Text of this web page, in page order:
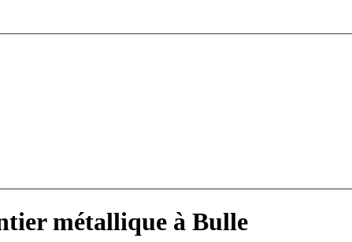
métallique à Bulle